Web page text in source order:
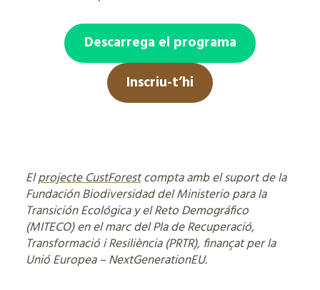
Descarrega el programa
Inscriu-t’hi
Elprojecte CustForestcompta amb el suport de la
Fundación Biodiversidad del Ministerio para la
Transición Ecológica y el Reto Demográfico
(MITECO) en el marc del Pla de Recuperació,
Transformació i Resiliència (PRTR), finançat per la
Unió Europea – NextGenerationEU.